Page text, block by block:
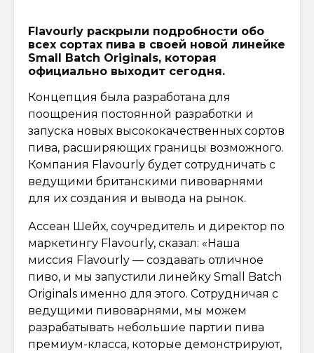
Flavourly раскрыли подробности обо
всех сортах пива в своей новой линейке
Small Batch Originals, которая
официально выходит сегодня.
Концепция была разработана для
поощрения постоянной разработки и
запуска новых высококачественных сортов
пива, расширяющих границы возможного.
Компания Flavourly будет сотрудничать с
ведущими британскими пивоварнями
для их создания и вывода на рынок.
Ассеан Шейх, соучредитель и директор по
маркетингу Flavourly, сказал: «Наша
миссия Flavourly — создавать отличное
пиво, и мы запустили линейку Small Batch
Originals именно для этого. Сотрудничая с
ведущими пивоварнями, мы можем
разрабатывать небольшие партии пива
премиум-класса, которые демонстрируют,